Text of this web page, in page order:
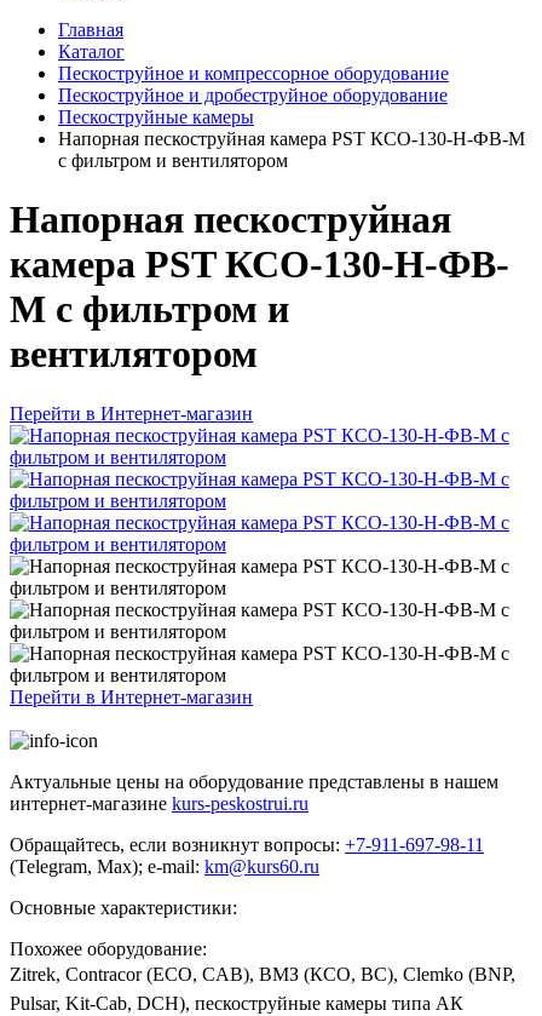
Главная
Каталог
Пескоструйное и компрессорное оборудование
Пескоструйное и дробеструйное оборудование
Пескоструйные камеры
Напорная пескоструйная камера PST КСО-130-Н-ФВ-М
с фильтром и вентилятором
Напорная пескоструйная
камера PST КСО-130-Н-ФВ-
М с фильтром и
вентилятором
Перейти в Интернет-магазин
Перейти в Интернет-магазин
Актуальные цены на оборудование представлены в нашем
интернет-магазине kurs-peskostrui.ru
Обращайтесь, если возникнут вопросы: +7-911-697-98-11
(Telegram, Max); e-mail: km@kurs60.ru
Основные характеристики:
Похожее оборудование:
Zitrek, Contracor (ECO, CAB), ВМЗ (КСО, ВС), Clemko (BNP,
Pulsar, Kit-Cab, DCH), пескоструйные камеры типа АК